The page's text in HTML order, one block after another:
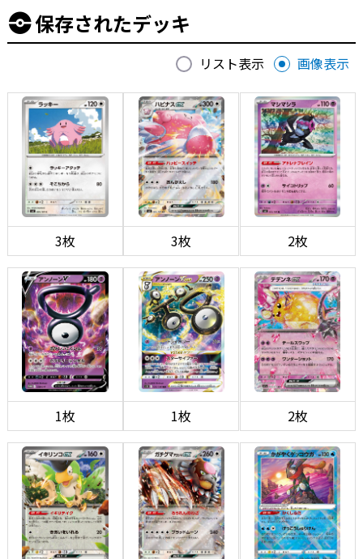
保存されたデッキ
リスト表示 画像表示
3枚 3枚 2枚
1枚 1枚 2枚